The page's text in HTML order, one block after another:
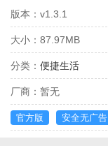
版本： v1.3.1
大小： 87.97MB
分类： 便捷生活
厂商： 暂无
官方版 安全无广告